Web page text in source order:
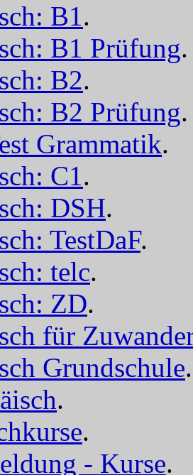
B1.
B1 Prüfung.
B2.
B2 Prüfung.
Grammatik.
C1.
DSH.
TestDaF.
telc.
ZD.
für
Grundschule.
.
.
- Kurse.